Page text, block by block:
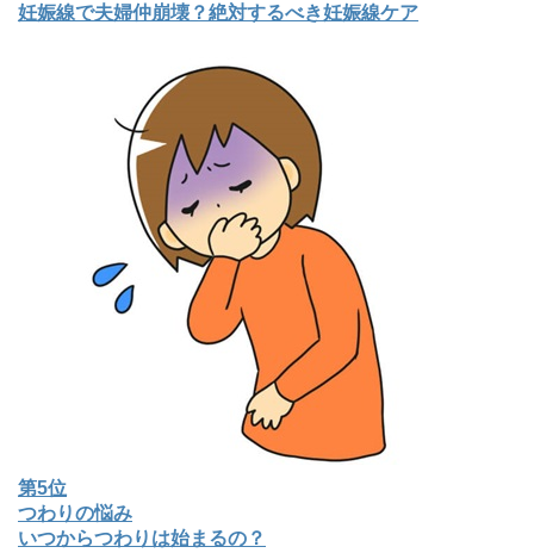
妊娠線で夫婦仲崩壊？絶対するべき妊娠線ケア
第5位
つわりの悩み
いつからつわりは始まるの？